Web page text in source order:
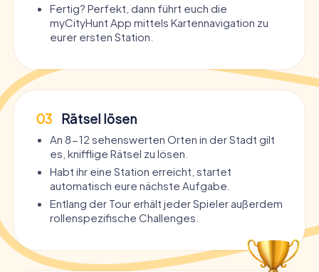
Fertig? Perfekt, dann führt euch die
myCityHunt App mittels Kartennavigation zu
eurer ersten Station.
03 Rätsel lösen
An 8-12 sehenswerten Orten in der Stadt gilt
es, knifflige Rätsel zu lösen.
Habt ihr eine Station erreicht, startet
automatisch eure nächste Aufgabe.
Entlang der Tour erhält jeder Spieler außerdem
rollenspezifische Challenges.